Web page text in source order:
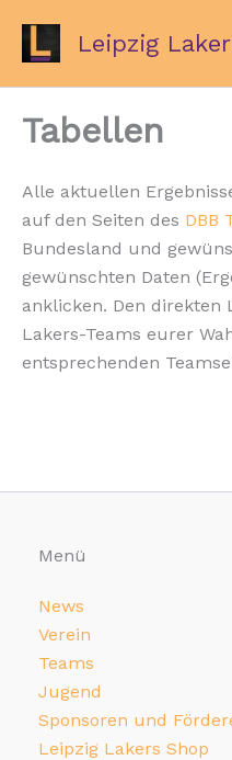
springen
Leipzig
Tabellen
Alle aktuellen
auf den Seiten des DBB
Bundesland und
gewünschten Daten
anklicken. Den direkten
Lakers-Teams eurer
entsprechenden
Menü
News
Verein
Teams
Jugend
Sponsoren und
Leipzig Lakers Shop